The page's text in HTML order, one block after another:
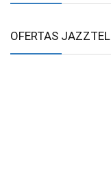
OFERTAS JAZZTEL